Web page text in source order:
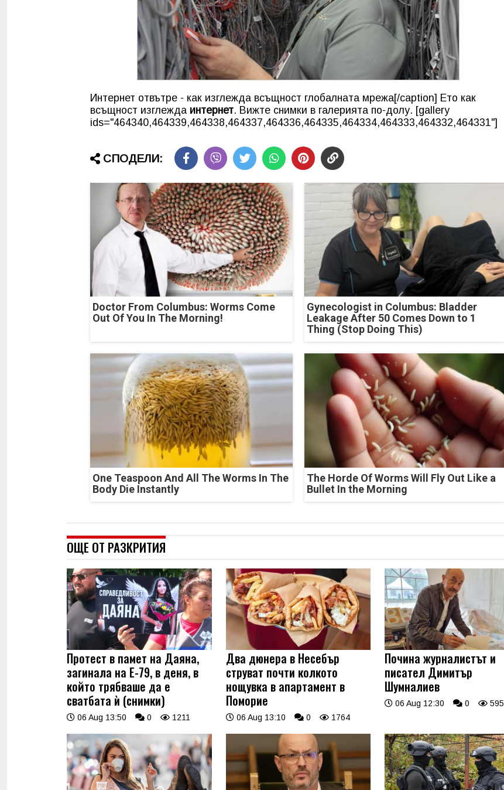
Интернет отвътре - как изглежда всъщност глобалната мрежа[/caption] Ето как
всъщност изглежда интернет. Вижте снимки в галерията по-долу. [gallery
ids="464340,464339,464338,464337,464336,464335,464334,464333,464332,464331"]
СПОДЕЛИ:
Doctor From Columbus: Worms Come
Out Of You In The Morning!
Gynecologist in Columbus: Bladder
Leakage After 50 Comes Down to 1
Thing (Stop Doing This)
One Teaspoon And All The Worms In The
Body Die Instantly
The Horde Of Worms Will Fly Out Like a
Bullet In the Morning
ОЩЕ ОТ РАЗКРИТИЯ
Протест в памет на Даяна,
загинала на Е-79, в деня, в
който трябваше да е
сватбата ѝ (снимки)
06 Aug 13:50 0 1211
Два дюнера в Несебър
струват почти колкото
нощувка в апартамент в
Поморие
06 Aug 13:10 0 1764
Почина журналистът и
писател Димитър
Шумналиев
06 Aug 12:30 0 595